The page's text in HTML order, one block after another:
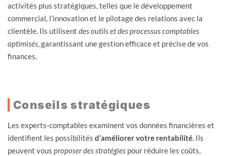
activités plus stratégiques, telles que le développement
commercial, l’innovation et le pilotage des relations avec la
clientèle. Ils utilisent des outils et des processus comptables
optimisés, garantissant une gestion efficace et précise de vos
finances.
Conseils stratégiques
Les experts-comptables examinent vos données financières et
identifient les possibilités d’améliorer votre rentabilité. Ils
peuvent vous proposer des stratégies pour réduire les coûts,